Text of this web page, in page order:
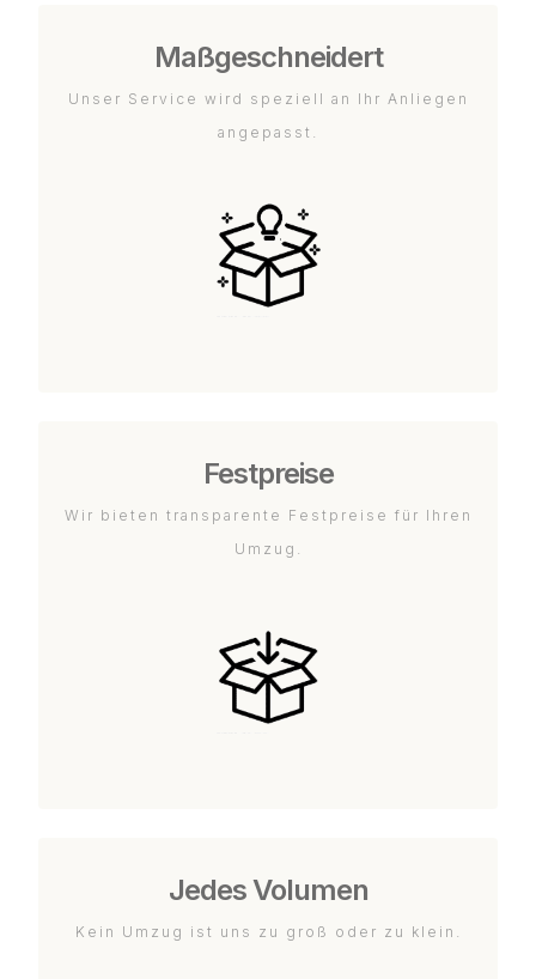
Maßgeschneidert
Unser Service wird speziell an Ihr Anliegen
angepasst.
Festpreise
Wir bieten transparente Festpreise für Ihren
Umzug.
Jedes Volumen
Kein Umzug ist uns zu groß oder zu klein.